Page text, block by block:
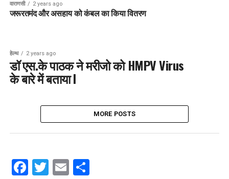
वाराणसी 2 years ago
जरूरतमंद और असहाय को कंबल का किया वितरण
हेल्थ 2 years ago
डॉ एस.के पाठक ने मरीजो को HMPV Virus
के बारे में बताया I
MORE POSTS
Facebook
Twitter
EmailShare